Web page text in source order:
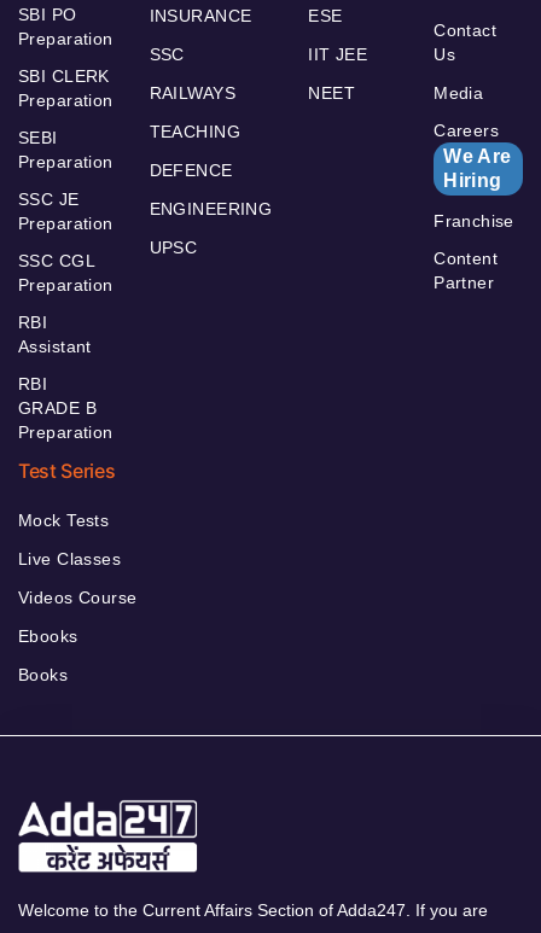
SBI PO
Preparation
SBI CLERK
Preparation
SEBI
Preparation
SSC JE
Preparation
SSC CGL
Preparation
RBI
Assistant
RBI
GRADE B
Preparation
INSURANCE
SSC
RAILWAYS
TEACHING
DEFENCE
ENGINEERING
UPSC
ESE
IIT JEE
NEET
Contact
Us
Media
Careers
We Are
Hiring
Franchise
Content
Partner
Test Series
Mock Tests
Live Classes
Videos Course
Ebooks
Books
Welcome to the Current Affairs Section of Adda247. If you are